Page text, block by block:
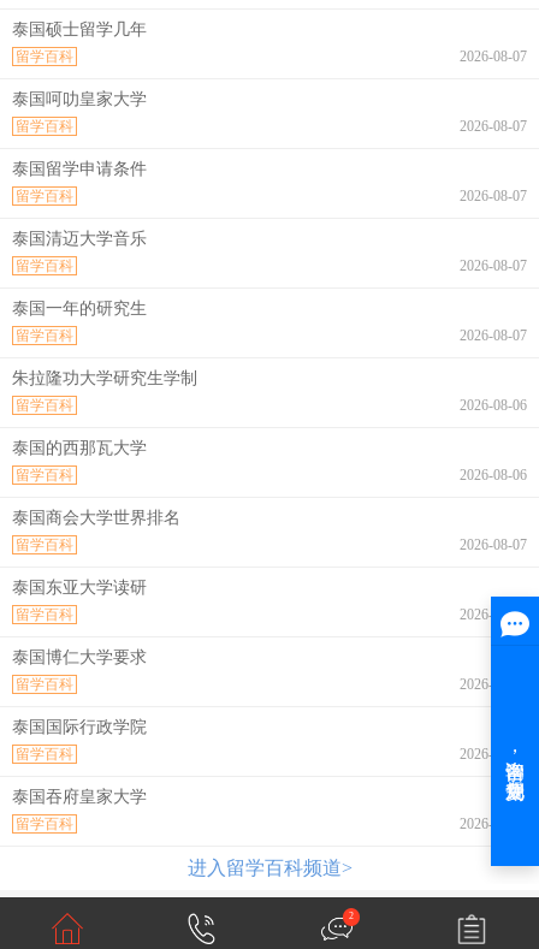
泰国硕士留学几年
2026-08-07
留学百科
泰国呵叻皇家大学
2026-08-07
留学百科
泰国留学申请条件
2026-08-07
留学百科
泰国清迈大学音乐
2026-08-07
留学百科
泰国一年的研究生
2026-08-07
留学百科
朱拉隆功大学研究生学制
2026-08-06
留学百科
泰国的西那瓦大学
2026-08-06
留学百科
泰国商会大学世界排名
2026-08-07
留学百科
泰国东亚大学读研
2026-08-07
留学百科
泰国博仁大学要求
2026-08-07
留学百科
泰国国际行政学院
2026-08-07
留学百科
泰国吞府皇家大学
2026-08-07
留学百科
进入留学百科频道>
2